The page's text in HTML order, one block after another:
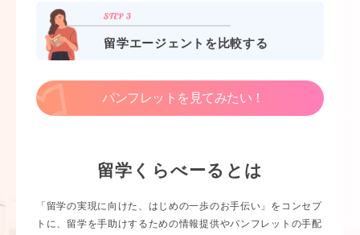
留学エージェントを比較する
パンフレットを見てみたい！
留学くらべーるとは
「留学の実現に向けた、はじめの一歩のお手伝い」をコンセプ
トに、留学を手助けするための情報提供やパンフレットの手配